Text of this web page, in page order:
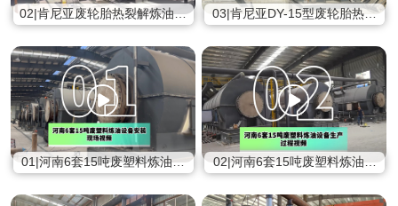
02|肯尼亚废轮胎热裂解炼油设
03|肯尼亚DY-15型废轮胎热裂
01|河南6套15吨废塑料炼油设
02|河南6套15吨废塑料炼油设